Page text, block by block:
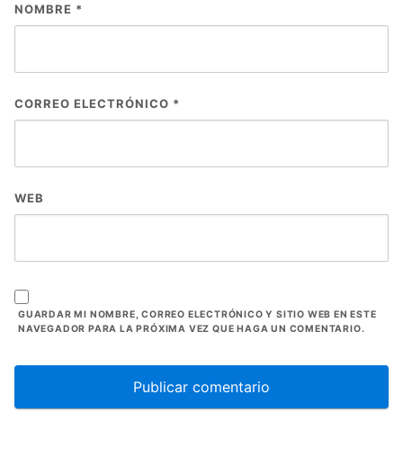
NOMBRE *
CORREO ELECTRÓNICO *
WEB
GUARDAR MI NOMBRE, CORREO ELECTRÓNICO Y SITIO WEB EN ESTE
NAVEGADOR PARA LA PRÓXIMA VEZ QUE HAGA UN COMENTARIO.